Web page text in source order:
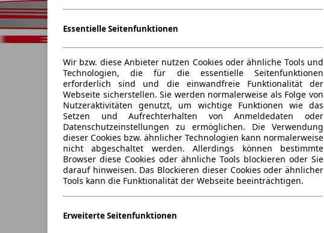
Essentielle Seitenfunktionen
Wir bzw. diese Anbieter nutzen Cookies oder ähnliche Tools und
Technologien, die für die essentielle Seitenfunktionen
erforderlich sind und die einwandfreie Funktionalität der
Webseite sicherstellen. Sie werden normalerweise als Folge von
Nutzeraktivitäten genutzt, um wichtige Funktionen wie das
Setzen und Aufrechterhalten von Anmeldedaten oder
Datenschutzeinstellungen zu ermöglichen. Die Verwendung
dieser Cookies bzw. ähnlicher Technologien kann normalerweise
nicht abgeschaltet werden. Allerdings können bestimmte
Browser diese Cookies oder ähnliche Tools blockieren oder Sie
darauf hinweisen. Das Blockieren dieser Cookies oder ähnlicher
Tools kann die Funktionalität der Webseite beeinträchtigen.
Erweiterte Seitenfunktionen